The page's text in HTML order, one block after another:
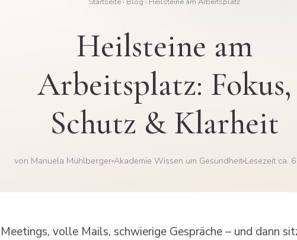
Heilsteine am
Arbeitsplatz: Fokus,
Schutz & Klarheit
von Manuela Mühlberger Akademie Wissen um Gesundheit Lesezeit ca.
Meetings, volle Mails, schwierige Gespräche – und dann